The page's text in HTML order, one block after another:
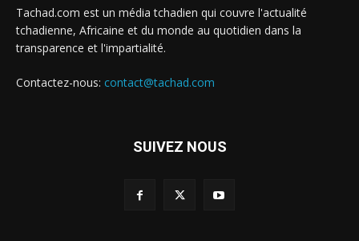
Tachad.com est un média tchadien qui couvre l'actualité
tchadienne, Africaine et du monde au quotidien dans la
transparence et l'impartialité.
Contactez-nous: contact@tachad.com
SUIVEZ NOUS